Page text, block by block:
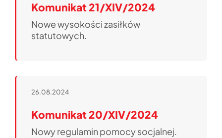
Komunikat 21/XIV/2024
Nowe wysokości zasiłków
statutowych.
26.08.2024
Komunikat 20/XIV/2024
Nowy regulamin pomocy socjalnej.